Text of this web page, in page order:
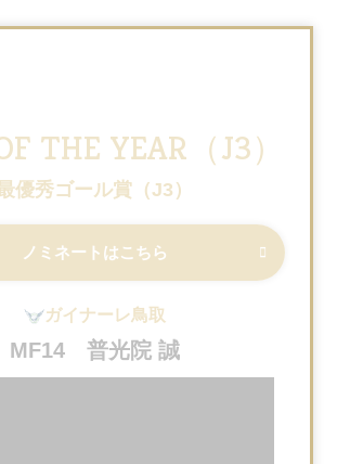
THE YEAR（J3）
優秀ゴール賞（J3）
ノミネートはこちら
ガイナーレ鳥取
MF14 普光院 誠